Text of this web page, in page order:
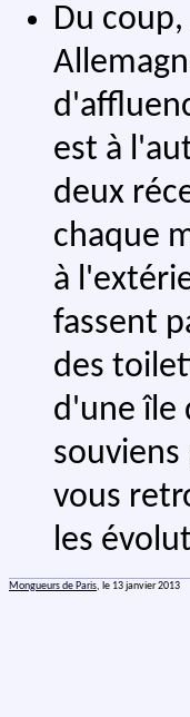
Du
est à
deux
chaque
à
fassent
des
d'une île
vous
les
Mongueurs de Paris, le 13 janvier 2013